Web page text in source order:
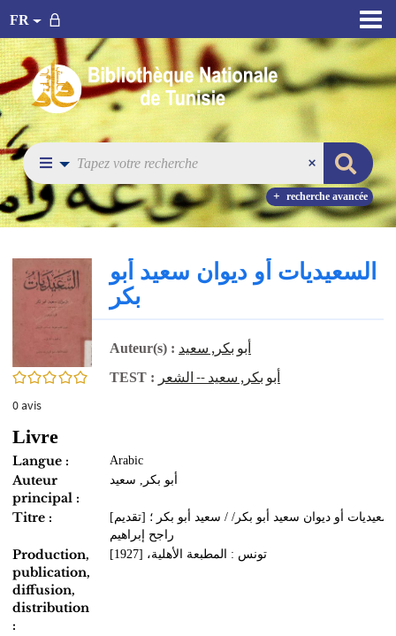
FR
recherche avancée
0/5
0avis
السعيديات أو ديوان سعيد أبو
بكر
Auteur(s) : أبو بكر, سعيد
TEST : أبو بكر, سعيد -- الشعر
Livre
Langue : Arabic
Auteur
principal :
أبو بكر, سعيد
Titre :
أو ديوان سعيد أبو بكر/ / سعيد أبو بكر ؛ [تقديم]
راجح إبراهيم
Production,
publication,
diffusion,
distribution
:
تونس : المطبعة الأهلية، [1927]